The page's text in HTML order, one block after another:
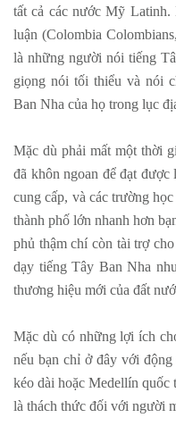
tất cả các nước Mỹ Latinh.
luận (Colombia
là những người nói tiếng
giọng nói tối thiểu và nói
Ban Nha của họ trong lục
Mặc dù phải mất một thời
đã khôn ngoan để đạt
cung cấp, và các trường
thành phố lớn nhanh hơn
phủ thậm chí còn tài trợ
dạy tiếng Tây Ban Nha
thương hiệu mới của đất
Mặc dù có những lợi ích
nếu bạn chỉ ở đây với
kéo dài hoặc Medellín quốc
là thách thức đối với người